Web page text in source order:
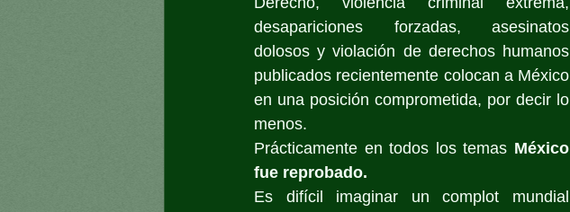
desapariciones forzadas, asesinatos
dolosos y violación de derechos humanos
publicados recientemente colocan a México
en una posición comprometida, por decir lo
menos.
Prácticamente en todos los temas México
fue reprobado.
Es difícil imaginar un complot mundial